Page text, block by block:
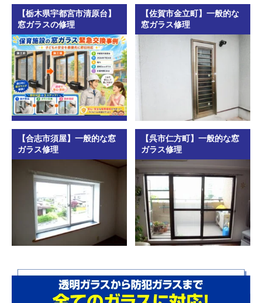
【栃木県宇都宮市清原台】
窓ガラスの修理
【佐賀市金立町】一般的な
窓ガラス修理
【合志市須屋】一般的な窓
ガラス修理
【呉市仁方町】一般的な窓
ガラス修理